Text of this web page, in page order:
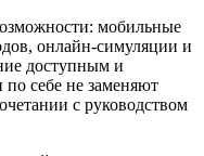
мобильные
онлайн-симуляции и
доступным и
себе не заменяют
с руководством